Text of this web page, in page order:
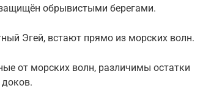
обрывистыми берегами.
Эгей, встают прямо из морских волн.
от морских волн, различимы остатки